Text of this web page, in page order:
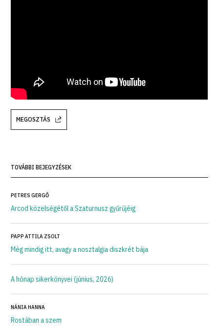
MEGOSZTÁS
TOVÁBBI BEJEGYZÉSEK
PETRES GERGŐ
Arcod közelségétől a Szaturnusz gyűrűjéig
PAPP ATTILA ZSOLT
Még mindig itt, avagy a nosztalgia diszkrét bája
A hónap sikerkönyvei (június, 2026)
NÁNIA HANNA
Rostában a szem